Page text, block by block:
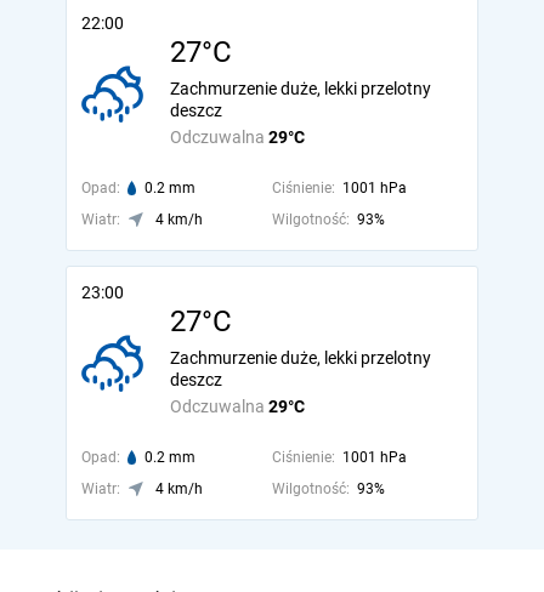
22:00
27°C
Odczuwalna 29°C
Zachmurzenie duże, lekki przelotny
deszcz
Opad: 0.2 mm Ciśnienie: 1001 hPa
Wiatr:
4 km/h Wilgotność: 93%
23:00
27°C
Odczuwalna 29°C
Zachmurzenie duże, lekki przelotny
deszcz
Opad: 0.2 mm Ciśnienie: 1001 hPa
Wiatr:
4 km/h Wilgotność: 93%